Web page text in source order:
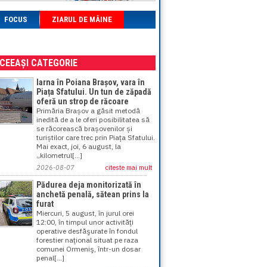
FOCUS ZIARUL DE MÂINE
CATEGORIE
Iarna în Poiana Brașov, vara în
Piața Sfatului. Un tun de zăpadă
oferă un strop de răcoare
Primăria Brașov a găsit metodă
inedită de a le oferi posibilitatea să
se răcorească brașovenilor și
turiștilor care trec prin Piața Sfatului.
Mai exact, joi, 6 august, la
„kilometrul[...]
2026-08-07 citeste mai mult
Pădurea deja monitorizată în
anchetă penală, sătean prins la
furat
Miercuri, 5 august, în jurul orei
12:00, în timpul unor activităţi
operative desfăşurate în fondul
forestier naţional situat pe raza
comunei Ormeniş, într-un dosar
penal[...]